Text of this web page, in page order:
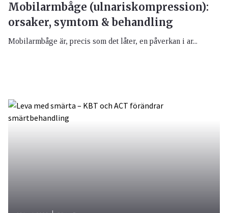
Mobilarmbåge (ulnariskompression):
orsaker, symtom & behandling
Mobilarmbåge är, precis som det låter, en påverkan i ar...